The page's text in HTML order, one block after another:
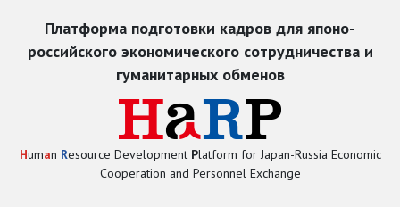
Платформа подготовки кадров для японо-
российского экономического сотрудничества и
гуманитарных обменов
Human Resource Development Platform for Japan-Russia Economic
Cooperation and Personnel Exchange